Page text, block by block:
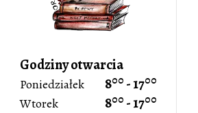
Godziny otwarcia
Poniedziałek 800 -1700
Wtorek 800 -1700